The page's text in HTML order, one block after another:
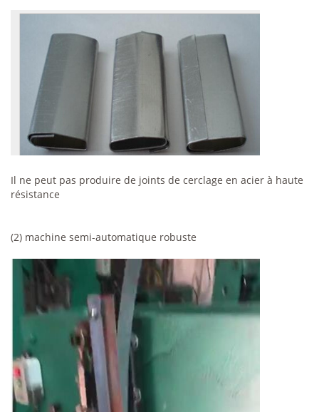
Il ne peut pas produire de joints de cerclage en acier à haute
résistance
(2) machine semi-automatique robuste